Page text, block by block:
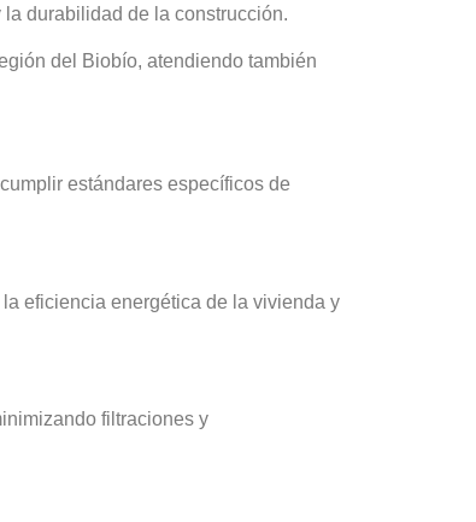
durabilidad de la construcción.
del Biobío, atendiendo también
estándares específicos de
eficiencia energética de la vivienda y
filtraciones y